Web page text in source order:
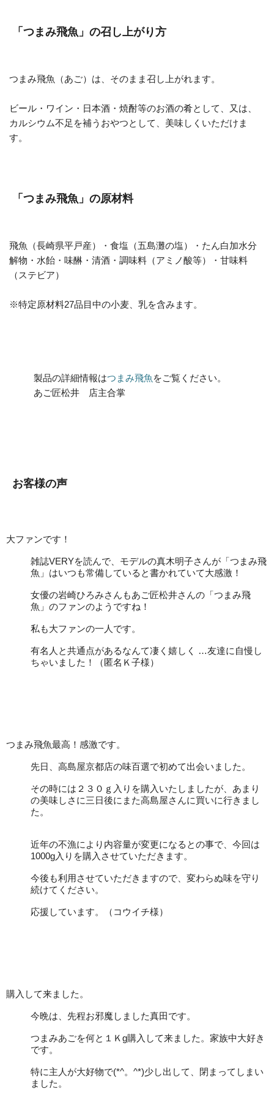
「つまみ飛魚」の召し上がり方
つまみ飛魚（あご）は、そのまま召し上がれます。
ビール・ワイン・日本酒・焼酎等のお酒の肴として、又は、
カルシウム不足を補うおやつとして、美味しくいただけま
す。
「つまみ飛魚」の原材料
飛魚（長崎県平戸産）・食塩（五島灘の塩）・たん白加水分
解物・水飴・味醂・清酒・調味料（アミノ酸等）・甘味料
（ステビア）
※特定原材料27品目中の小麦、乳を含みます。
製品の詳細情報はつまみ飛魚 をご覧ください。
あご匠松井 店主合掌
お客様の声
大ファンです！
雑誌VERYを読んで、モデルの真木明子さんが「つまみ飛
魚」はいつも常備していると書かれていて大感激！
女優の岩崎ひろみさんもあご匠松井さんの「つまみ飛
魚」のファンのようですね！
私も大ファンの一人です。
有名人と共通点があるなんて凄く嬉しく …友達に自慢し
ちゃいました！（匿名Ｋ子様）
つまみ飛魚最高！感激です。
先日、高島屋京都店の味百選で初めて出会いました。
その時には２３０ｇ入りを購入いたしましたが、あまり
の美味しさに三日後にまた高島屋さんに買いに行きまし
た。
近年の不漁により内容量が変更になるとの事で、今回は
1000g入りを購入させていただきます。
今後も利用させていただきますので、変わらぬ味を守り
続けてください。
応援しています。（コウイチ様）
購入して来ました。
今晩は、先程お邪魔しました真田です。
つまみあごを何と１Ｋg購入して来ました。家族中大好き
です。
特に主人が大好物で(*^。^*)少し出して、閉まってしまい
ました。